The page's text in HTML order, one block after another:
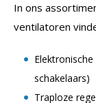
In ons
ventilatoren
schakelaars)
Traploze